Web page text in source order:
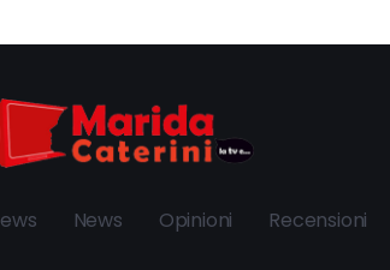
News Opinioni Recensioni